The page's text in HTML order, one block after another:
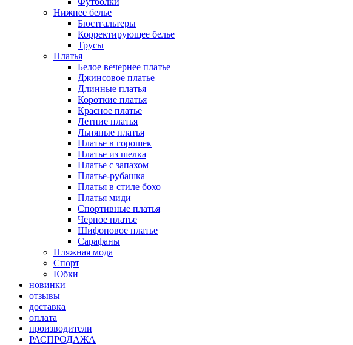
Нижнее белье
Бюстгальтеры
Корректирующее белье
Трусы
Платья
Белое вечернее платье
Джинсовое платье
Длинные платья
Короткие платья
Красное платье
Летние платья
Льняные платья
Платье в горошек
Платье из шелка
Платье с запахом
Платье-рубашка
Платья в стиле бохо
Платья миди
Спортивные платья
Черное платье
Шифоновое платье
Сарафаны
Пляжная мода
Спорт
Юбки
новинки
отзывы
доставка
оплата
производители
РАСПРОДАЖА